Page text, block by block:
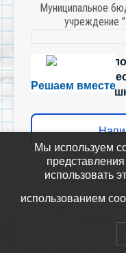
Муниципальное
учреждение
Решаем вместе
Есть
учебного
Политика-
Муниципальное
"Школа №
Мы используем
использовать
использованием